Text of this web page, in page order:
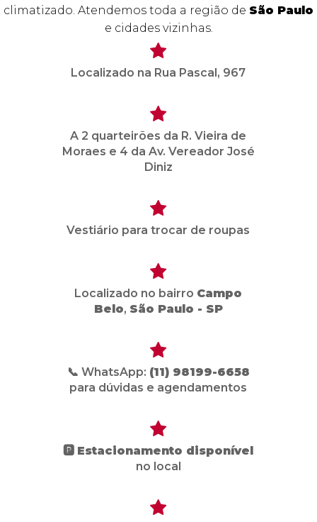
climatizado. Atendemos toda a região de São Paulo
e cidades vizinhas.
Localizado na Rua Pascal, 967
A 2 quarteirões da R. Vieira de
Moraes e 4 da Av. Vereador José
Diniz
Vestiário para trocar de roupas
Localizado no bairro Campo
Belo, São Paulo - SP
📞 WhatsApp: (11) 98199-6658
para dúvidas e agendamentos
🅿️ Estacionamento disponível
no local